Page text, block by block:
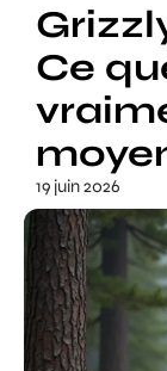
Ce
19 juin 2026